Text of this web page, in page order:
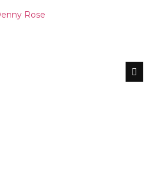
Rose